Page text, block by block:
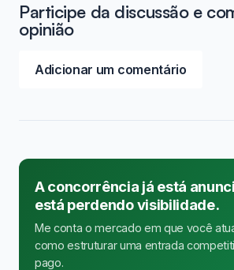
Participe da discussão e
opinião
Adicionar um comentário
A concorrência já está
está perdendo visibilidade.
Me conta o mercado em que você
como estruturar uma entrada
pago.